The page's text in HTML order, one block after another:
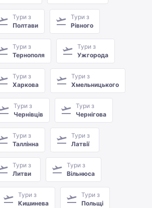
Тури з
Полтави
Тури з
Рівного
Тури з
Тернополя
Тури з
Ужгорода
Тури з
Харкова
Тури з
Хмельницького
Тури з
Чернівців
Тури з
Чернігова
Тури з
Таллінна
Тури з
Латвії
Тури з
Литви
Тури з
Вільнюса
Тури з
Кишинева
Тури з
Польщі